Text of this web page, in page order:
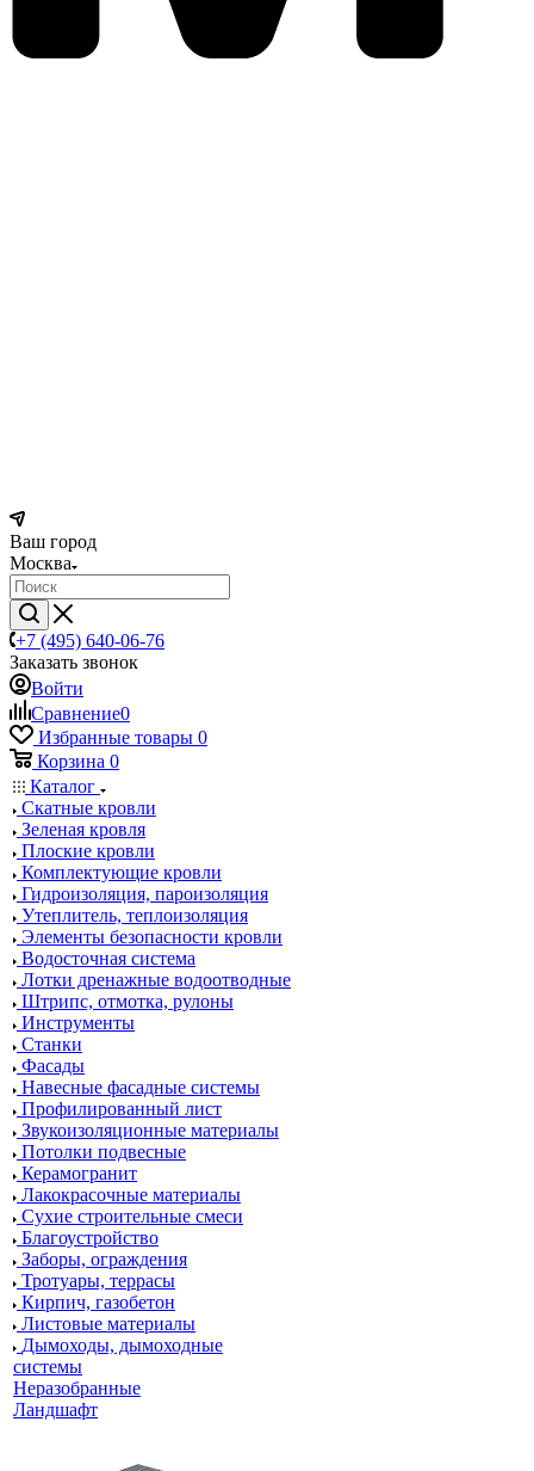
Ваш город
Москва
+7 (495) 640-06-76
Заказать звонок
Войти
Сравнение0
Избранные товары 0
Корзина 0
Каталог
Скатные кровли
Зеленая кровля
Плоские кровли
Комплектующие кровли
Гидроизоляция, пароизоляция
Утеплитель, теплоизоляция
Элементы безопасности кровли
Водосточная система
Лотки дренажные водоотводные
Штрипс, отмотка, рулоны
Инструменты
Станки
Фасады
Навесные фасадные системы
Профилированный лист
Звукоизоляционные материалы
Потолки подвесные
Керамогранит
Лакокрасочные материалы
Сухие строительные смеси
Благоустройство
Заборы, ограждения
Тротуары, террасы
Кирпич, газобетон
Листовые материалы
Дымоходы, дымоходные
системы
Неразобранные
Ландшафт